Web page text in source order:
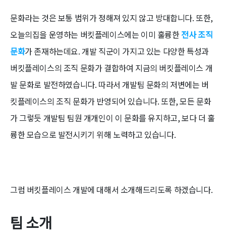
문화라는 것은 보통 범위가 정해져 있지 않고 방대합니다. 또한,
오늘의집을 운영하는 버킷플레이스에는 이미 훌륭한전사 조직
문화가 존재하는데요. 개발 직군이 가지고 있는 다양한 특성과
버킷플레이스의 조직 문화가 결합하여 지금의 버킷플레이스 개
발 문화로 발전하였습니다. 따라서 개발팀 문화의 저변에는 버
킷플레이스의 조직 문화가 반영되어 있습니다. 또한, 모든 문화
가 그렇듯 개발팀 팀원 개개인이 이 문화를 유지하고, 보다 더 훌
륭한 모습으로 발전시키기 위해 노력하고 있습니다.
그럼 버킷플레이스 개발에 대해서 소개해드리도록 하겠습니다.
팀 소개